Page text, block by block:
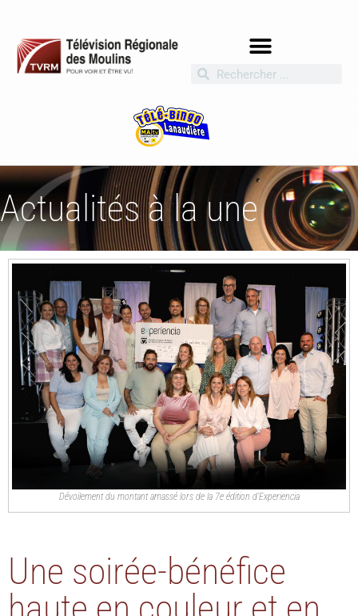
Actualités à la une
Dévoilement du montant amassé lors de la 7e édition d’Experiencia
Une soirée-bénéfice